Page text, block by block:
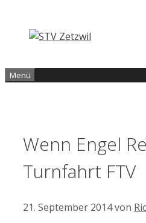
Inhalt
springen
Menü
Wenn Engel
Turnfahrt FTV
21. September 2014von